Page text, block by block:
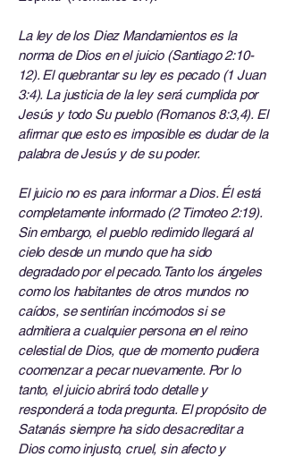
La ley de los Diez Mandamientos es la
norma de Dios en el juicio (Santiago 2:10-
12). El quebrantar su ley es pecado (1 Juan
3:4). La justicia de la ley será cumplida por
Jesús y todo Su pueblo (Romanos 8:3,4). El
afirmar que esto es imposible es dudar de la
palabra de Jesús y de su poder.
El juicio no es para informar a Dios. Él está
completamente informado (2 Timoteo 2:19).
Sin embargo, el pueblo redimido llegará al
cielo desde un mundo que ha sido
degradado por el pecado. Tanto los ángeles
como los habitantes de otros mundos no
caídos, se sentirían incómodos si se
admitiera a cualquier persona en el reino
celestial de Dios, que de momento pudiera
coomenzar a pecar nuevamente. Por lo
tanto, el juicio abrirá todo detalle y
responderá a toda pregunta. El propósito de
Satanás siempre ha sido desacreditar a
Dios como injusto, cruel, sin afecto y